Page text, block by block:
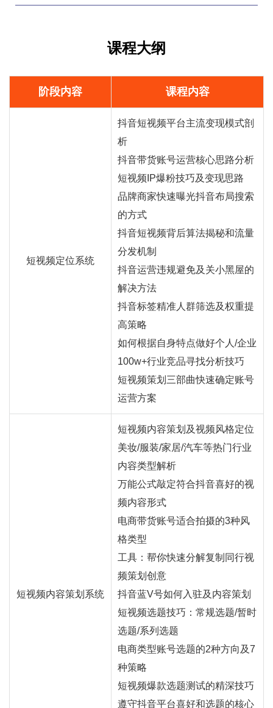
课程大纲
阶段内容 课程内容
短视频定位系统
抖音短视频平台主流变现模式剖
析
抖音带货账号运营核心思路分析
短视频IP爆粉技巧及变现思路
品牌商家快速曝光抖音布局搜索
的方式
抖音短视频背后算法揭秘和流量
分发机制
抖音运营违规避免及关小黑屋的
解决方法
抖音标签精准人群筛选及权重提
高策略
如何根据自身特点做好个人/企业
100w+行业竞品寻找分析技巧
短视频策划三部曲快速确定账号
运营方案
短视频内容策划系统
短视频内容策划及视频风格定位
美妆/服装/家居/汽车等热门行业
内容类型解析
万能公式敲定符合抖音喜好的视
频内容形式
电商带货账号适合拍摄的3种风
格类型
工具：帮你快速分解复制同行视
频策划创意
抖音蓝V号如何入驻及内容策划
短视频选题技巧：常规选题/暂时
选题/系列选题
电商类型账号选题的2种方向及7
种策略
短视频爆款选题测试的精深技巧
遵守抖音平台喜好和选题的核心